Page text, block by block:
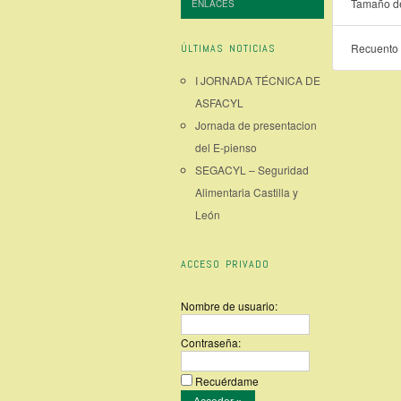
ENLACES
ÚLTIMAS NOTICIAS
I JORNADA TÉCNICA DE
ASFACYL
Jornada de presentacion
del E-pienso
SEGACYL – Seguridad
Alimentaria Castilla y
León
ACCESO PRIVADO
Nombre de usuario:
Contraseña:
Recuérdame
Tamaño